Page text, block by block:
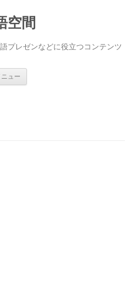
空間
プレゼンなどに役立つコンテンツ
ニュー